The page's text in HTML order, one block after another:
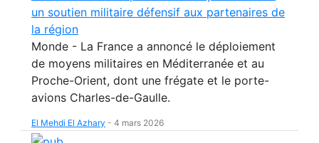
un soutien militaire défensif aux partenaires de
la région
Monde - La France a annoncé le déploiement
de moyens militaires en Méditerranée et au
Proche-Orient, dont une frégate et le porte-
avions Charles-de-Gaulle.
El Mehdi El Azhary - 4 mars 2026